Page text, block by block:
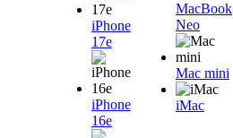
iPhone
17e
iPhone
16e
MacBook
Neo
Mac mini
iMac